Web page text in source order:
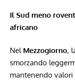
Il Sud meno
africano
Nel Mezzogiorno,
smorzando
mantenendo